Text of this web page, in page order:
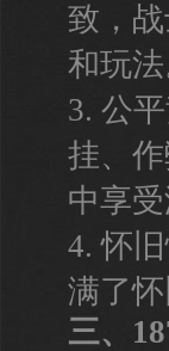
致，
和玩法
3. 公
挂、
中享受
4. 怀
满了
三、